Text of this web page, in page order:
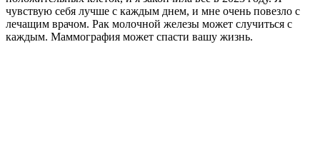
чувствую себя лучше с каждым днем, и мне очень повезло с
лечащим врачом. Рак молочной железы может случиться с
каждым. Маммография может спасти вашу жизнь.